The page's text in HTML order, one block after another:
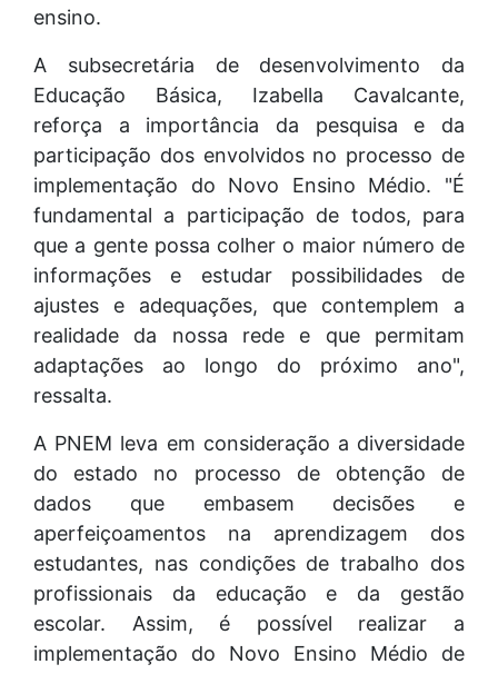
ensino.
A subsecretária de desenvolvimento da
Educação Básica, Izabella Cavalcante,
reforça a importância da pesquisa e da
participação dos envolvidos no processo de
implementação do Novo Ensino Médio. "É
fundamental a participação de todos, para
que a gente possa colher o maior número de
informações e estudar possibilidades de
ajustes e adequações, que contemplem a
realidade da nossa rede e que permitam
adaptações ao longo do próximo ano",
ressalta.
A PNEM leva em consideração a diversidade
do estado no processo de obtenção de
dados que embasem decisões e
aperfeiçoamentos na aprendizagem dos
estudantes, nas condições de trabalho dos
profissionais da educação e da gestão
escolar. Assim, é possível realizar a
implementação do Novo Ensino Médio de